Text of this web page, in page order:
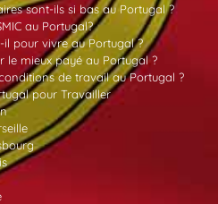
sont-ils si bas au Portugal ?
au Portugal?
il pour vivre au Portugal ?
le mieux payé au Portugal ?
de travail au Portugal ?
pour Travailler